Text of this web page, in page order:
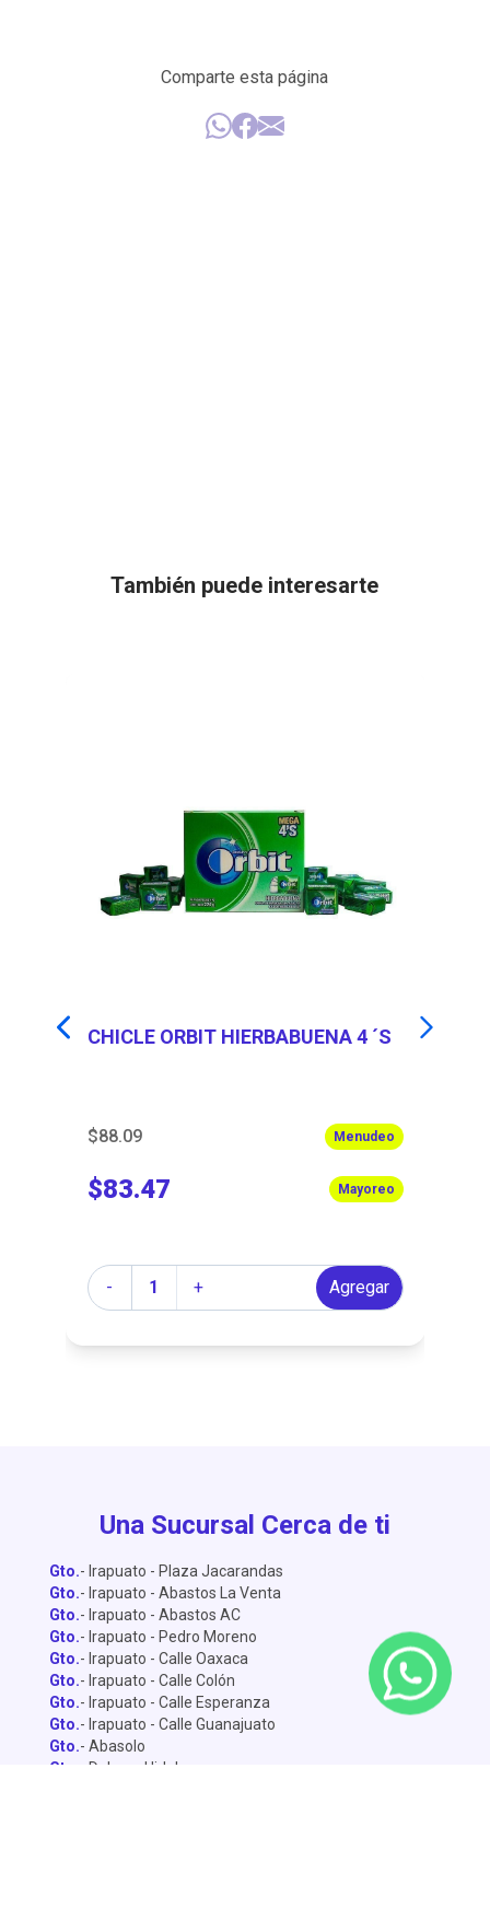
Comparte esta página
También puede interesarte
CHICLE ORBIT HIERBABUENA 4 ´S
$88.09 Menudeo
$83.47 Mayoreo
-
Cantidad + Agregar
Una Sucursal Cerca de ti
Gto.- Irapuato - Plaza Jacarandas
Gto.- Irapuato - Abastos La Venta
Gto.- Irapuato - Abastos AC
Gto.- Irapuato - Pedro Moreno
Gto.- Irapuato - Calle Oaxaca
Gto.- Irapuato - Calle Colón
Gto.- Irapuato - Calle Esperanza
Gto.- Irapuato - Calle Guanajuato
Gto.- Abasolo
Gto.
- Dolores Hidalgo